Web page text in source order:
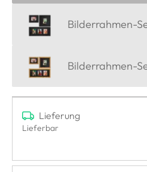
Bilderrahmen-
Bilderrahmen-
Lieferung
Lieferbar